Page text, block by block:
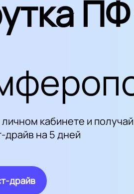
ПФ
кабинете и получай
драйв на 5 дней
драйв